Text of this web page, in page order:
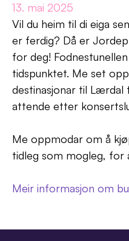
13. mai 2025
Vil du heim til di eiga
er ferdig? Då er
for deg!
tidspunktet. Me set
destinasjonar til
attende etter
Me oppmodar om å
tidleg som mogleg, for
Meir informasjon om